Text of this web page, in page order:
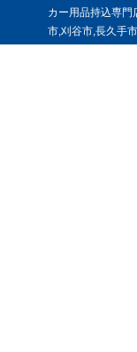
カー用品持込専門
市,刈谷市,長久手